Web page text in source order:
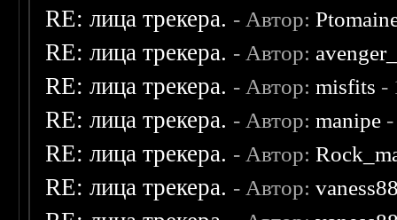
RE: лица трекера. - Автор:
RE: лица трекера. - Автор:
RE: лица трекера. - Автор:misfits -
RE: лица трекера. - Автор:manipe
RE: лица трекера. - Автор:
RE: лица трекера. - Автор: